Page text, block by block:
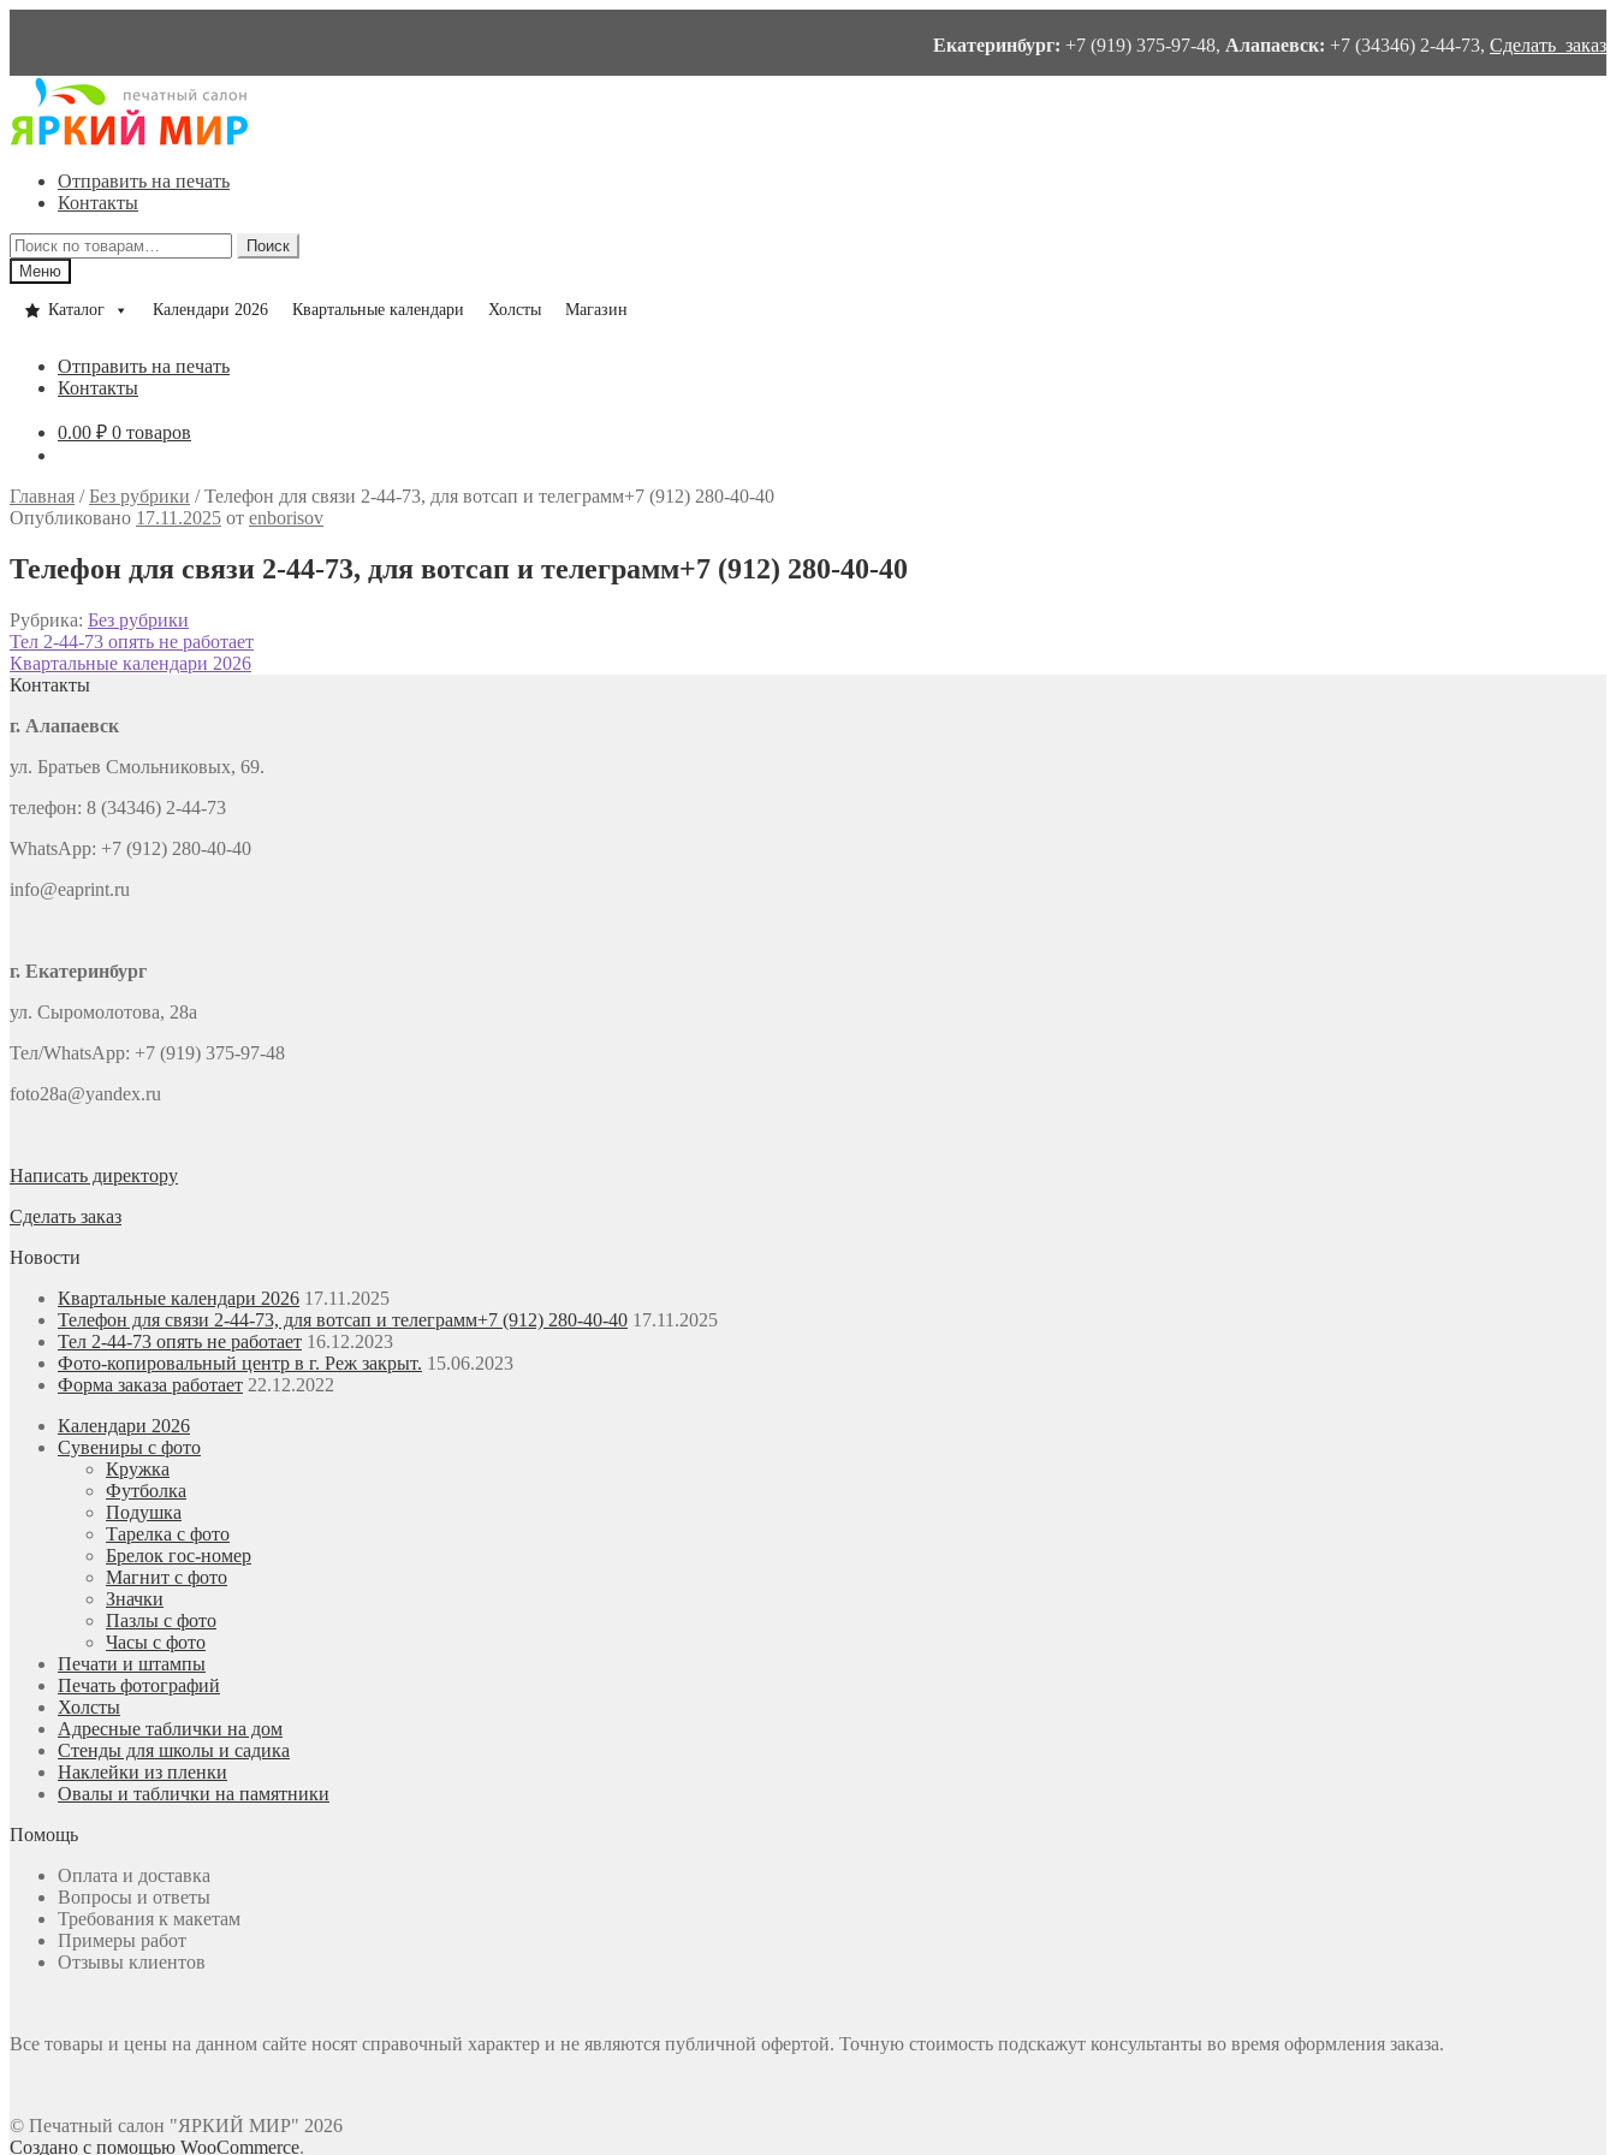
Екатеринбург: +7 (919) 375-97-48, Алапаевск: +7 (34346) 2-44-73, Сделать заказ
Перейти
навигации
Перейти
содержимому
Отправить на печать
Контакты
Искать:
Поиск
Меню
Каталог Календари 2026 Квартальные календари Холсты Магазин
Отправить на печать
Контакты
0.00 ₽ 0 товаров
Главная /Без рубрики /Телефон для связи 2-44-73, для вотсап и телеграмм+7 (912) 280-40-40
Опубликовано 17.11.2025 от enborisov
Телефон для связи 2-44-73, для вотсап и телеграмм+7 (912) 280-40-40
Рубрика: Без рубрики
Навигация
по
Предыдущая
запись:
Тел 2-44-73 опять не работает
Следующая
запись:
Квартальные календари 2026
Контакты
г. Алапаевск
ул. Братьев Смольниковых, 69.
телефон: 8 (34346) 2-44-73
WhatsApp: +7 (912) 280-40-40
info@eaprint.ru
г. Екатеринбург
ул. Сыромолотова, 28а
Тел/WhatsApp: +7 (919) 375-97-48
foto28a@yandex.ru
Написать директору
Сделать заказ
Новости
Квартальные календари 2026 17.11.2025
Телефон для связи 2-44-73, для вотсап и телеграмм+7 (912) 280-40-40 17.11.2025
Тел 2-44-73 опять не работает 16.12.2023
Фото-копировальный центр в г. Реж закрыт. 15.06.2023
Форма заказа работает 22.12.2022
Календари 2026
Сувениры с фото
Кружка
Футболка
Подушка
Тарелка с фото
Брелок гос-номер
Магнит с фото
Значки
Пазлы с фото
Часы с фото
Печати и штампы
Печать фотографий
Холсты
Адресные таблички на дом
Стенды для школы и садика
Наклейки из пленки
Овалы и таблички на памятники
Помощь
Оплата и доставка
Вопросы и ответы
Требования к макетам
Примеры работ
Отзывы клиентов
Все товары и цены на данном сайте носят справочный характер и не являются публичной офертой. Точную стоимость подскажут консультанты во время оформления заказа.
© Печатный салон "ЯРКИЙ МИР" 2026
Создано с помощью WooCommerce.